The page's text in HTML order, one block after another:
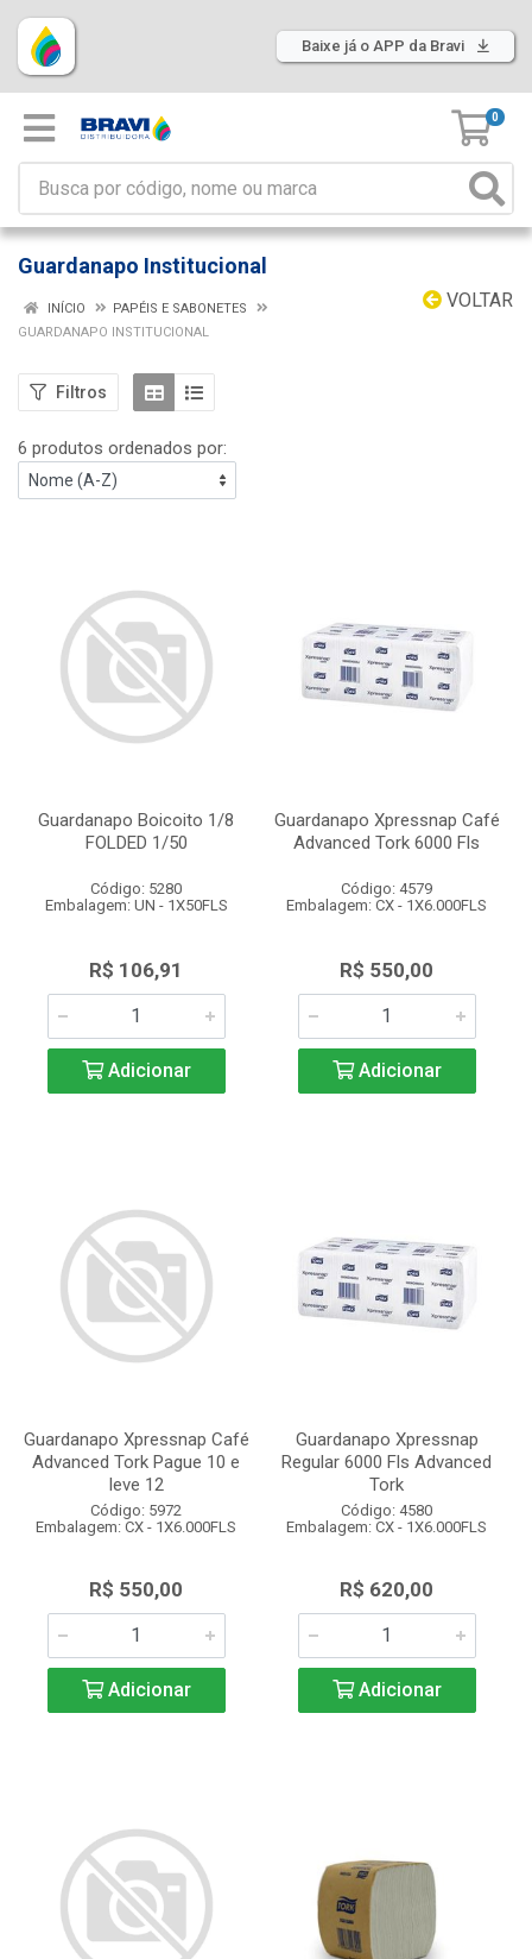
Baixe já o APP da Bravi
0
Guardanapo Institucional
VOLTAR
INÍCIO
PAPÉIS E SABONETES
GUARDANAPO INSTITUCIONAL
Filtros
6 produtos ordenados por:
Guardanapo Boicoito 1/8
FOLDED 1/50
Código: 5280
Embalagem: UN - 1X50FLS
R$ 106,91
Adicionar
Guardanapo Xpressnap Café
Advanced Tork 6000 Fls
Código: 4579
Embalagem: CX - 1X6.000FLS
R$ 550,00
Adicionar
Guardanapo Xpressnap Café
Advanced Tork Pague 10 e
leve 12
Código: 5972
Embalagem: CX - 1X6.000FLS
R$ 550,00
Adicionar
Guardanapo Xpressnap
Regular 6000 Fls Advanced
Tork
Código: 4580
Embalagem: CX - 1X6.000FLS
R$ 620,00
Adicionar